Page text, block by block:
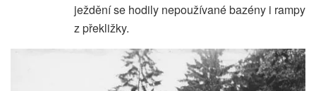
ježdění se hodily nepoužívané bazény i rampy
z překližky.